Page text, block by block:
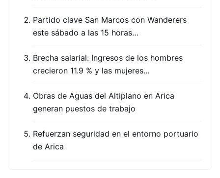
Partido clave San Marcos con Wanderers
este sábado a las 15 horas…
Brecha salarial: Ingresos de los hombres
crecieron 11.9 % y las mujeres…
Obras de Aguas del Altiplano en Arica
generan puestos de trabajo
Refuerzan seguridad en el entorno portuario
de Arica